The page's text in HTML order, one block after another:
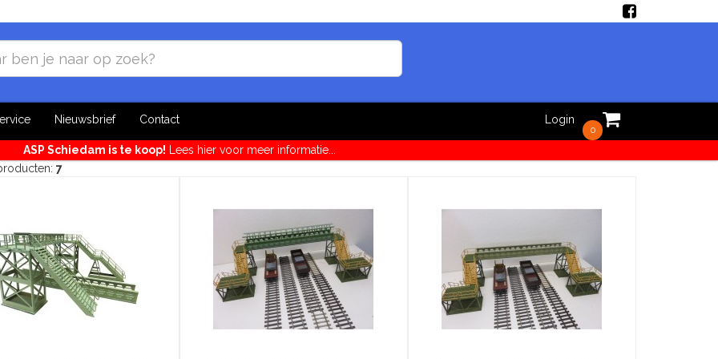
Nieuwsbrief Contact
0
Login
ASP Schiedam is te koop! Lees hier voor meer informatie...
7